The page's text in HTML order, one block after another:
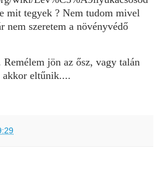
mit tegyek ? Nem tudom mivel
nem szeretem a növényvédő
jön az ősz, vagy talán
akkor eltűnik....